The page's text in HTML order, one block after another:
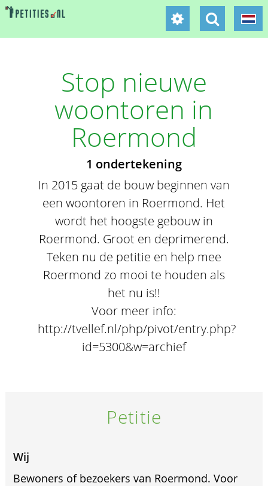
Stop nieuwe
woontoren in
Roermond
1 ondertekening
In 2015 gaat de bouw beginnen van
een woontoren in Roermond. Het
wordt het hoogste gebouw in
Roermond. Groot en deprimerend.
Teken nu de petitie en help mee
Roermond zo mooi te houden als
het nu is!!
Voor meer info:
http://tvellef.nl/php/pivot/entry.php?
id=5300&w=archief
Petitie
Wij
Bewoners of bezoekers van Roermond. Voor